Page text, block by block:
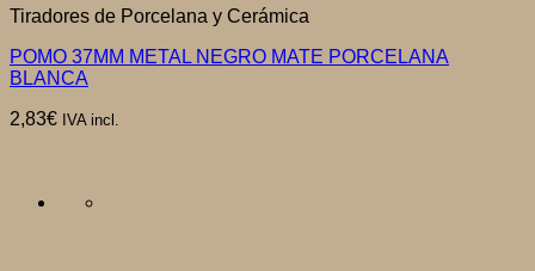
Tiradores de Porcelana y Cerámica
POMO 37MM METAL NEGRO MATE PORCELANA
BLANCA
2,83€ IVA incl.